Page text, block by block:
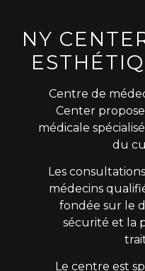
NY
Centre de
Center
médicale
du
Les
médecins
fondée sur le
sécurité et la
Le centre est